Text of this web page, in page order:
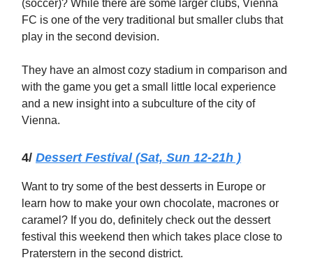
(soccer)? While there are some larger clubs, Vienna
FC is one of the very traditional but smaller clubs that
play in the second devision.
They have an almost cozy stadium in comparison and
with the game you get a small little local experience
and a new insight into a subculture of the city of
Vienna.
4/ Dessert Festival (Sat, Sun 12-21h )
Want to try some of the best desserts in Europe or
learn how to make your own chocolate, macrones or
caramel? If you do, definitely check out the dessert
festival this weekend then which takes place close to
Praterstern in the second district.